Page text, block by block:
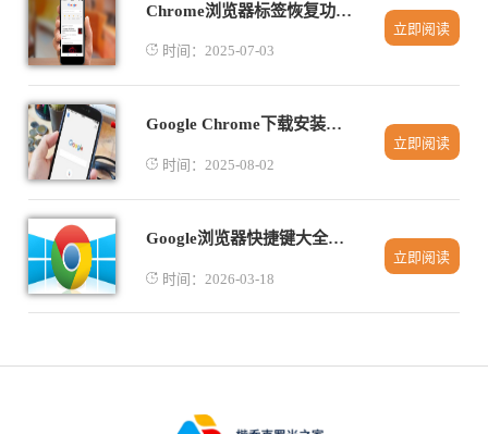
Chrome浏览器标签恢复功能使用详解
时间：2025-07-03
立即阅读
Google Chrome下载安装失败提示程序冲突怎么排查
时间：2025-08-02
立即阅读
Google浏览器快捷键大全使用技巧教程
时间：2026-03-18
立即阅读